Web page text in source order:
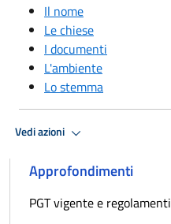
Il nome
Le chiese
I documenti
L'ambiente
Lo stemma
Vedi azioni
Approfondimenti
PGT vigente e regolamenti